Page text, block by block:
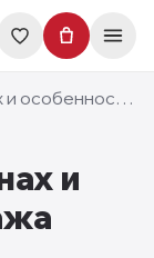
монтажа
и